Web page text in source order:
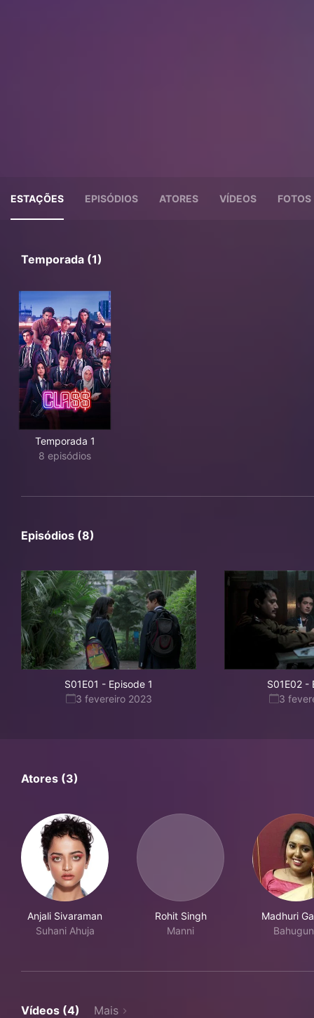
ESTAÇÕES EPISÓDIOS ATORES VÍDEOS FOTOS
Temporada (1)
Temporada 1
8 episódios
Episódios (8)
S01E01 - Episode 1
3 fevereiro 2023
S01E02 -
3
Atores (3)
Anjali Sivaraman
Suhani Ahuja
Rohit Singh
Manni
Madhuri
Vídeos (4) Mais